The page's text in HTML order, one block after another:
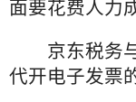
面要花费人力
京东税务与
代开电子发票